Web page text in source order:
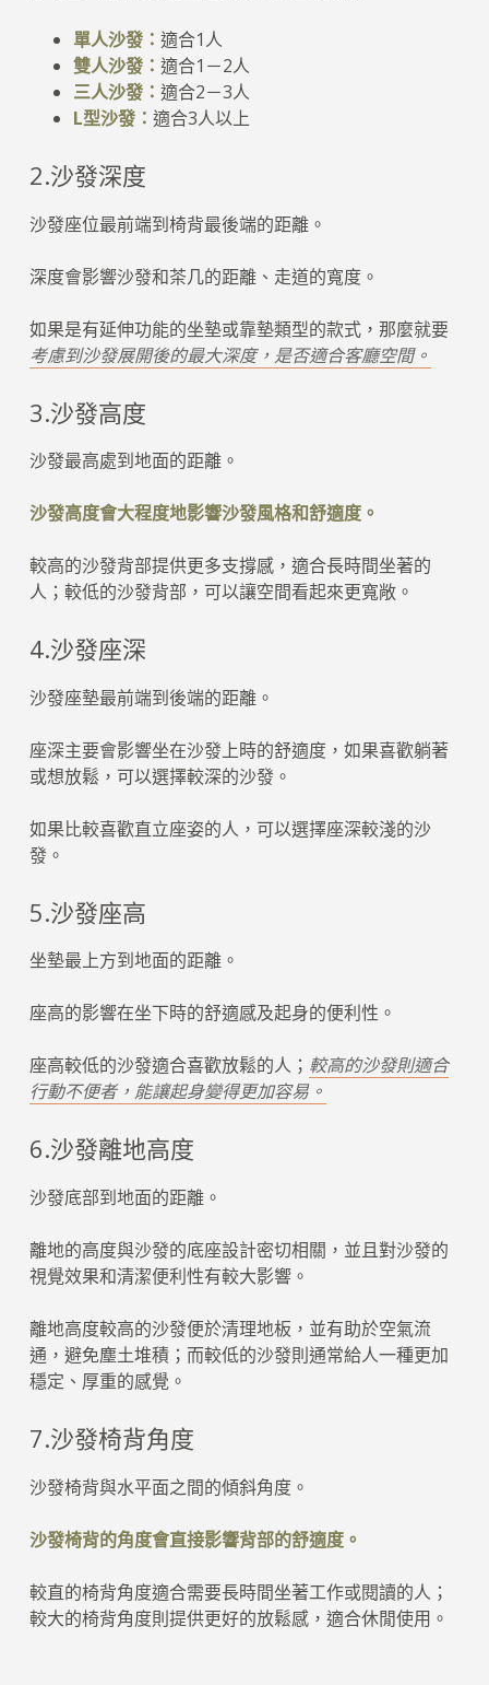
單人沙發： 適合1人
雙人沙發： 適合1－2人
三人沙發： 適合2－3人
L型沙發： 適合3人以上
2.沙發深度
沙發座位最前端到椅背最後端的距離。
深度會影響沙發和茶几的距離、走道的寬度。
如果是有延伸功能的坐墊或靠墊類型的款式，那麼就要
考慮到沙發展開後的最大深度，是否適合客廳空間。
3.沙發高度
沙發最高處到地面的距離。
沙發高度會大程度地影響沙發風格和舒適度。
較高的沙發背部提供更多支撐感，適合長時間坐著的
人；較低的沙發背部，可以讓空間看起來更寬敞。
4.沙發座深
沙發座墊最前端到後端的距離。
座深主要會影響坐在沙發上時的舒適度，如果喜歡躺著
或想放鬆，可以選擇較深的沙發。
如果比較喜歡直立座姿的人，可以選擇座深較淺的沙
發。
5.沙發座高
坐墊最上方到地面的距離。
座高的影響在坐下時的舒適感及起身的便利性。
座高較低的沙發適合喜歡放鬆的人； 較高的沙發則適合
行動不便者，能讓起身變得更加容易。
6.沙發離地高度
沙發底部到地面的距離。
離地的高度與沙發的底座設計密切相關，並且對沙發的
視覺效果和清潔便利性有較大影響。
離地高度較高的沙發便於清理地板，並有助於空氣流
通，避免塵土堆積；而較低的沙發則通常給人一種更加
穩定、厚重的感覺。
7.沙發椅背角度
沙發椅背與水平面之間的傾斜角度。
沙發椅背的角度會直接影響背部的舒適度。
較直的椅背角度適合需要長時間坐著工作或閱讀的人；
較大的椅背角度則提供更好的放鬆感，適合休閒使用。